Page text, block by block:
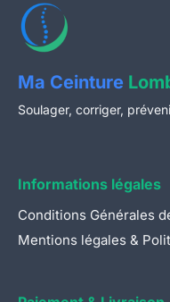
Ma Ceinture
Soulager, corriger,
Informations légales
Conditions Générales
Mentions légales &